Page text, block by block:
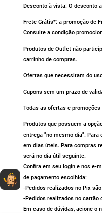
Dúvidas sobre
Fale comigo
Desconto à vista: O desconto
Frete Grátis*: a promoção de
Consulte a condição
Produtos de Outlet não
carrinho de compras.
Ofertas que necessitam do
Cupons sem um prazo de
Todas as ofertas e
Produtos que possuem a
entrega "no mesmo dia". Para
em dias úteis. Para compras
será no dia útil seguinte.
Confira em seu login e nos e-
de pagamento escolhida:
-Pedidos realizados no Pix
-Pedidos realizados no cartão
Em caso de dúvidas, acione o